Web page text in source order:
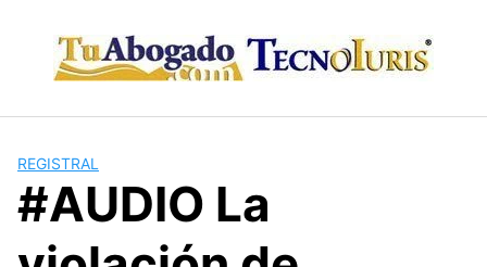
content
REGISTRAL
#AUDIO La